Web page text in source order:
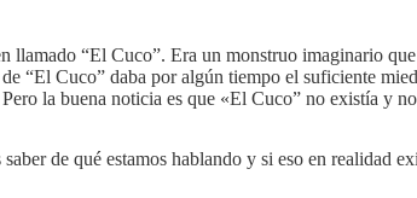
llamado “El Cuco”. Era un monstruo imaginario
“El Cuco” daba por algún tiempo el suficiente
la buena noticia es que «El Cuco” no existía y
de qué estamos hablando y si eso en realidad